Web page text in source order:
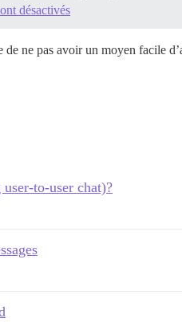
désactivés
ne pas avoir un moyen facile
to-user chat)?